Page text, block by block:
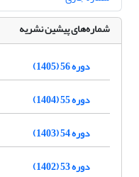
شماره‌های پیشین نشریه
دوره 56 (1405)
دوره 55 (1404)
دوره 54 (1403)
دوره 53 (1402)